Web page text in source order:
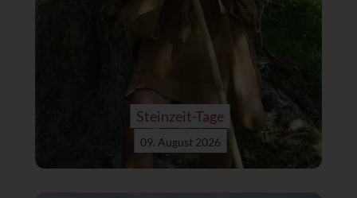
Steinzeit-Tage
09. August 2026